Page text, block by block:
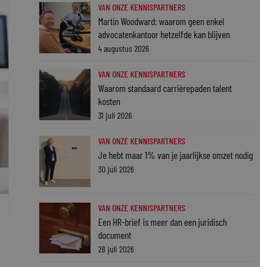
VAN ONZE KENNISPARTNERS
Martin Woodward: waarom geen enkel
advocatenkantoor hetzelfde kan blijven
4 augustus 2026
VAN ONZE KENNISPARTNERS
Waarom standaard carrièrepaden talent
kosten
31 juli 2026
VAN ONZE KENNISPARTNERS
Je hebt maar 1% van je jaarlijkse omzet nodig
30 juli 2026
VAN ONZE KENNISPARTNERS
Een HR-brief is meer dan een juridisch
document
28 juli 2026